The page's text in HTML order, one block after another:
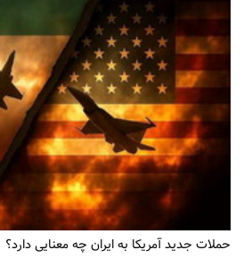
حملات جدید آمریکا به ایران چه معنایی دارد؟